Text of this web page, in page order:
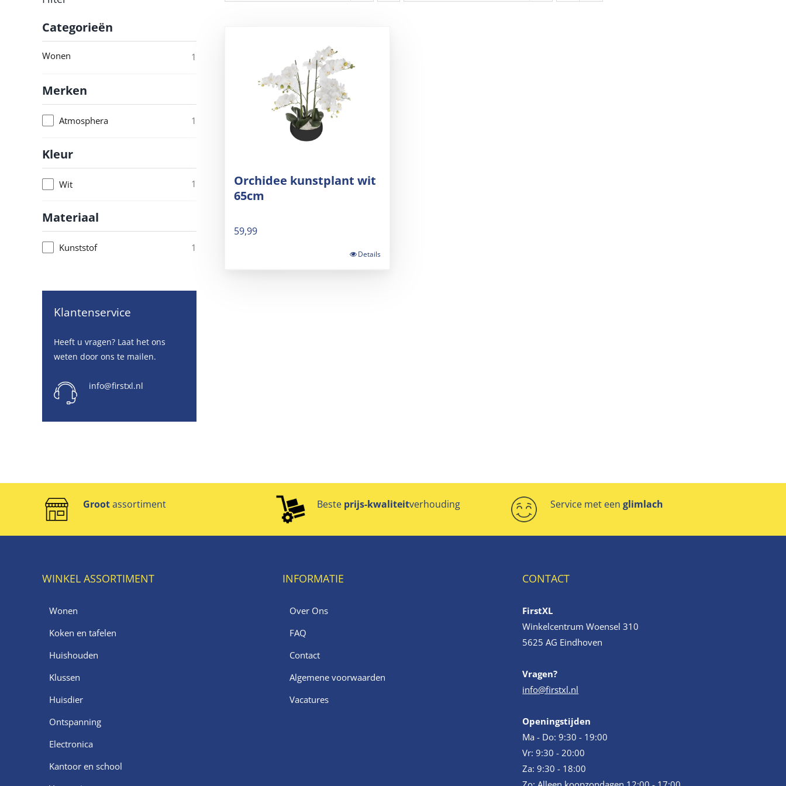
Orchidee kunstplant wit
65cm
59,99
Details
Categorieën
Wonen 1
Merken
Atmosphera 1
Kleur
Wit 1
Materiaal
Kunststof 1
Klantenservice
Heeft u vragen? Laat het ons
weten door ons te mailen.
info@firstxl.nl
Grootassortiment Beste prijs-kwaliteitverhouding Service met eenglimlach
WINKEL ASSORTIMENT
Wonen
Koken en tafelen
Huishouden
Klussen
Huisdier
Ontspanning
Electronica
Kantoor en school
INFORMATIE
Over Ons
FAQ
Contact
Algemene voorwaarden
Vacatures
CONTACT
FirstXL
Winkelcentrum Woensel 310
5625 AG Eindhoven
Vragen?
info@firstxl.nl
Openingstijden
Ma - Do: 9:30 - 19:00
Vr: 9:30 - 20:00
Za: 9:30 - 18:00